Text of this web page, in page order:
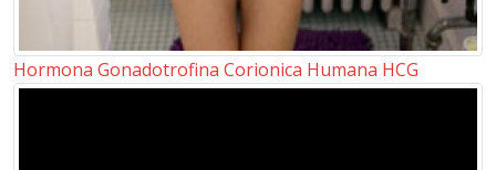
Hormona Gonadotrofina Corionica Humana HCG